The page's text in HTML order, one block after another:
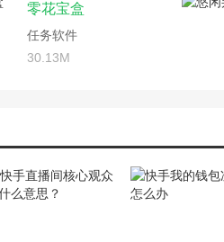
零花宝盒
任务软件
30.13M